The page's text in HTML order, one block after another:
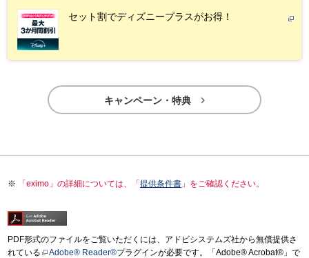
セット割でディズニープラスがお得！
キャンペーン・特典 
「eximo」の詳細については、「提供条件書 」をご確認ください。
PDF形式のファイルをご覧いただくには、アドビシステムズ社から無償提供さ
れている
Adobe® Reader®プラグインが必要です。「Adobe® Acrobat®」で